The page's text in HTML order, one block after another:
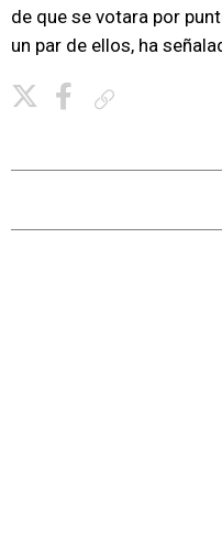
de que se votara por
un par de ellos, ha